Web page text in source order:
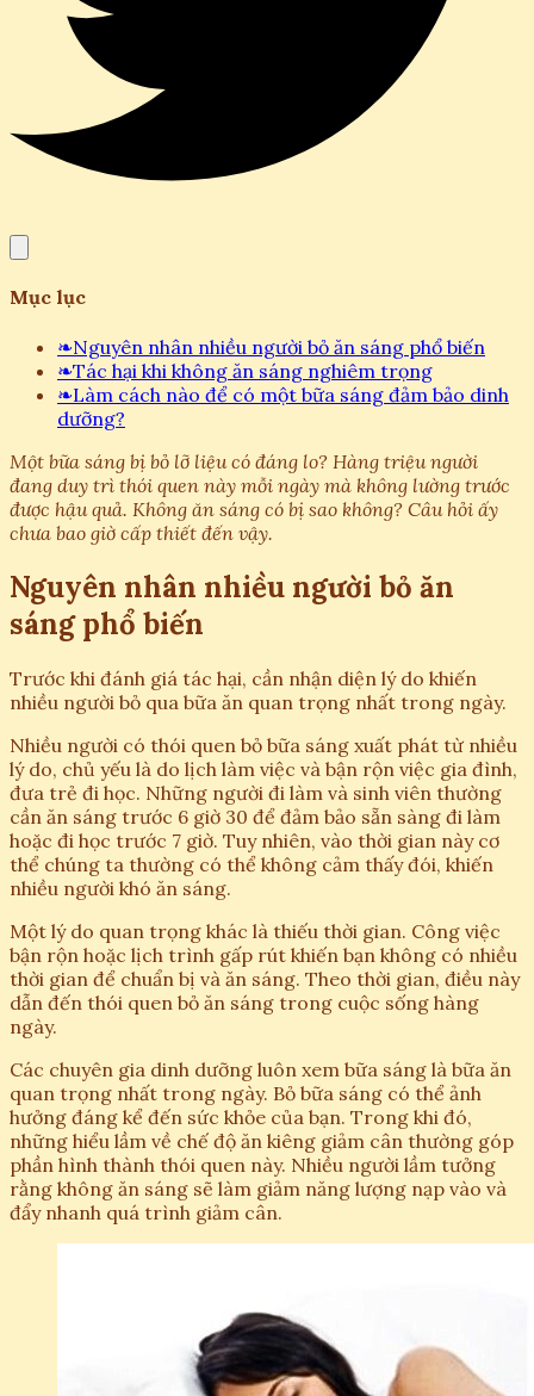
Mục lục
❧Nguyên nhân nhiều người bỏ ăn sáng phổ biến
❧Tác hại khi không ăn sáng nghiêm trọng
❧Làm cách nào để có một bữa sáng đảm bảo dinh
dưỡng?
Một bữa sáng bị bỏ lỡ liệu có đáng lo? Hàng triệu người
đang duy trì thói quen này mỗi ngày mà không lường trước
được hậu quả. Không ăn sáng có bị sao không? Câu hỏi ấy
chưa bao giờ cấp thiết đến vậy.
Nguyên nhân nhiều người bỏ ăn
sáng phổ biến
Trước khi đánh giá tác hại, cần nhận diện lý do khiến
nhiều người bỏ qua bữa ăn quan trọng nhất trong ngày.
Nhiều người có thói quen bỏ bữa sáng xuất phát từ nhiều
lý do, chủ yếu là do lịch làm việc và bận rộn việc gia đình,
đưa trẻ đi học. Những người đi làm và sinh viên thường
cần ăn sáng trước 6 giờ 30 để đảm bảo sẵn sàng đi làm
hoặc đi học trước 7 giờ. Tuy nhiên, vào thời gian này cơ
thể chúng ta thường có thể không cảm thấy đói, khiến
nhiều người khó ăn sáng.
Một lý do quan trọng khác là thiếu thời gian. Công việc
bận rộn hoặc lịch trình gấp rút khiến bạn không có nhiều
thời gian để chuẩn bị và ăn sáng. Theo thời gian, điều này
dẫn đến thói quen bỏ ăn sáng trong cuộc sống hàng
ngày.
Các chuyên gia dinh dưỡng luôn xem bữa sáng là bữa ăn
quan trọng nhất trong ngày. Bỏ bữa sáng có thể ảnh
hưởng đáng kể đến sức khỏe của bạn. Trong khi đó,
những hiểu lầm về chế độ ăn kiêng giảm cân thường góp
phần hình thành thói quen này. Nhiều người lầm tưởng
rằng không ăn sáng sẽ làm giảm năng lượng nạp vào và
đẩy nhanh quá trình giảm cân.